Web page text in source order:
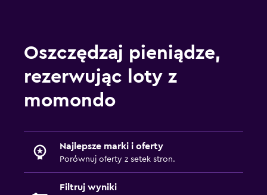
Oszczędzaj pieniądze,
rezerwując loty z
momondo
Najlepsze marki i oferty
Porównuj oferty z setek stron.
Filtruj wyniki